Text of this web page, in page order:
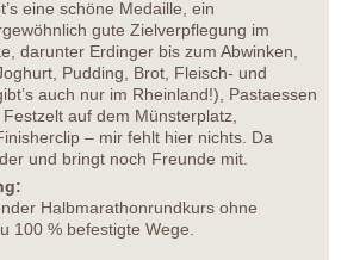
eine schöne Medaille, ein
gute Zielverpflegung im
darunter Erdinger bis zum Abwinken,
Pudding, Brot, Fleisch- und
auch nur im Rheinland!), Pastaessen
auf dem Münsterplatz,
– mir fehlt hier nichts. Da
und bringt noch Freunde mit.
Halbmarathonrundkurs ohne
100 % befestigte Wege.